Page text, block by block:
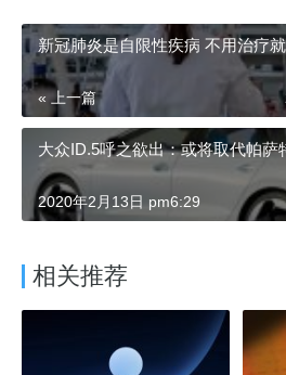
新冠肺炎是自限性疾病 不用治疗
« 上一篇
大众ID.5呼之欲出：或将取代帕萨
2020年2月13日 pm6:29
相关推荐